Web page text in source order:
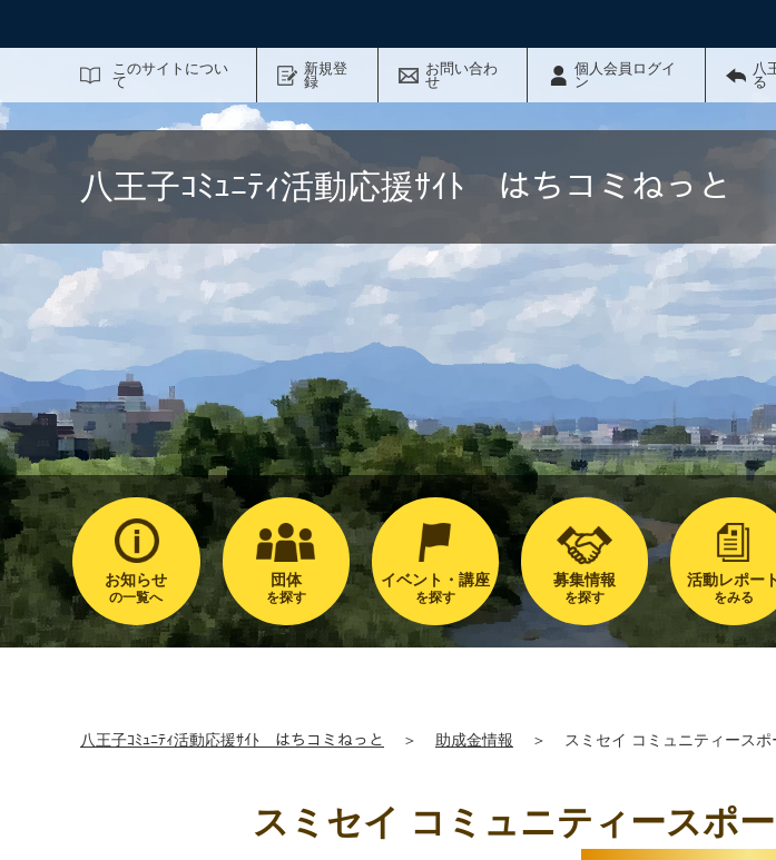
このサイトについ
て
新規登
録
お問い合わ
せ
個人会員ログイ
ン
八
る
八王子ｺﾐｭﾆﾃｨ活動応援ｻｲﾄ はちコミねっと
お知らせ
の一覧へ
団体
を探す
イベント・講座
を探す
募集情報
を探す
活動レポート
をみる
八王子ｺﾐｭﾆﾃｨ活動応援ｻｲﾄ はちコミねっと ＞ 助成金情報 ＞ スミセイ コミュニティース
スミセイ コミュニティースポ